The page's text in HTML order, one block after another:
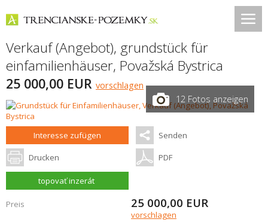
Verkauf (Angebot), grundstück für
einfamilienhäuser, Považská Bystrica
25 000,00 EUR vorschlagen
12 Fotos anzeigen
Interesse zufügen Senden
Drucken PDF
topovať inzerát
Preis 25 000,00 EUR
vorschlagen